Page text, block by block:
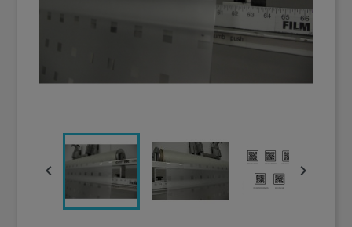
 